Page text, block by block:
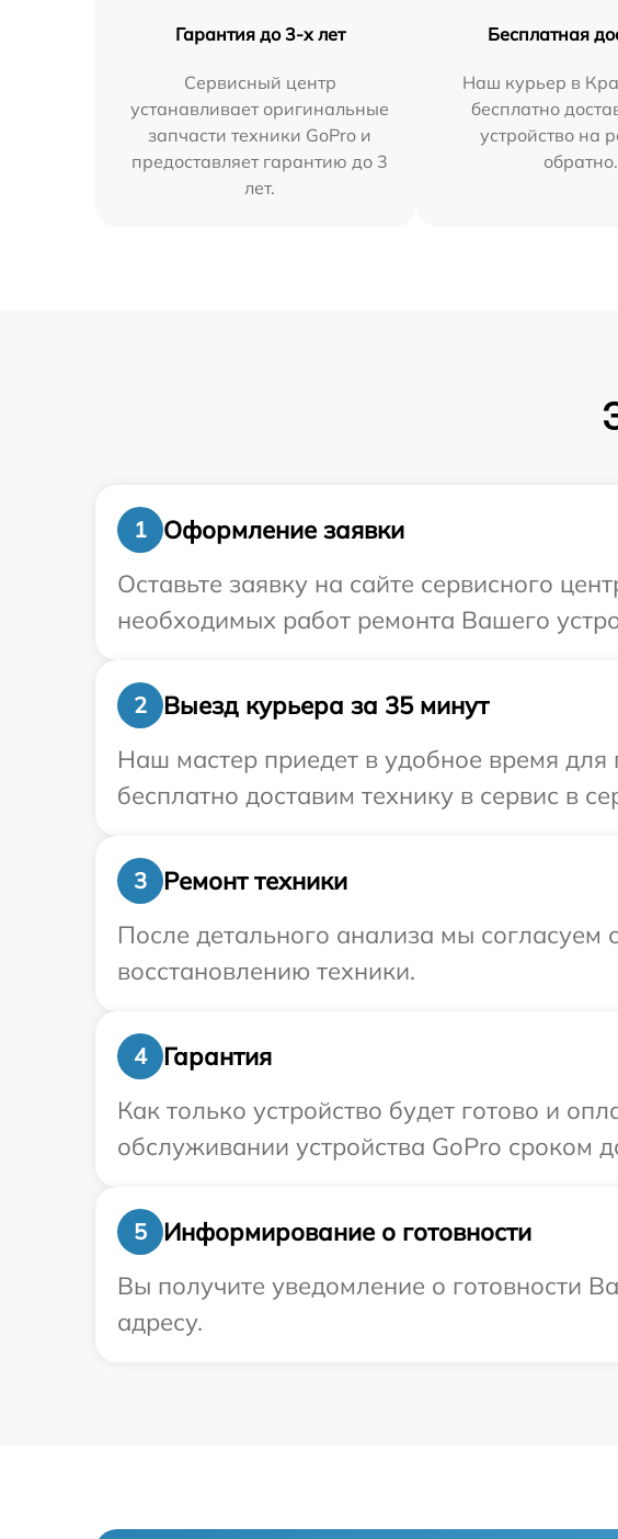
Гарантия до 3-х лет
Сервисный центр
устанавливает оригинальные
запчасти техники GoPro и
предоставляет гарантию до 3
лет.
Бесплатная
Наш курьер в
бесплатно
устройство на
обратно.
1
Оформление заявки
Оставьте заявку на сайте сервисного
необходимых работ ремонта Вашего
2
Выезд курьера за 35 минут
Наш мастер приедет в удобное время для
бесплатно доставим технику в сервис в
3
Ремонт техники
После детального анализа мы согласуем
восстановлению техники.
4
Гарантия
Как только устройство будет готово и
обслуживании устройства GoPro сроком
5
Информирование о готовности
Вы получите уведомление о готовности
адресу.